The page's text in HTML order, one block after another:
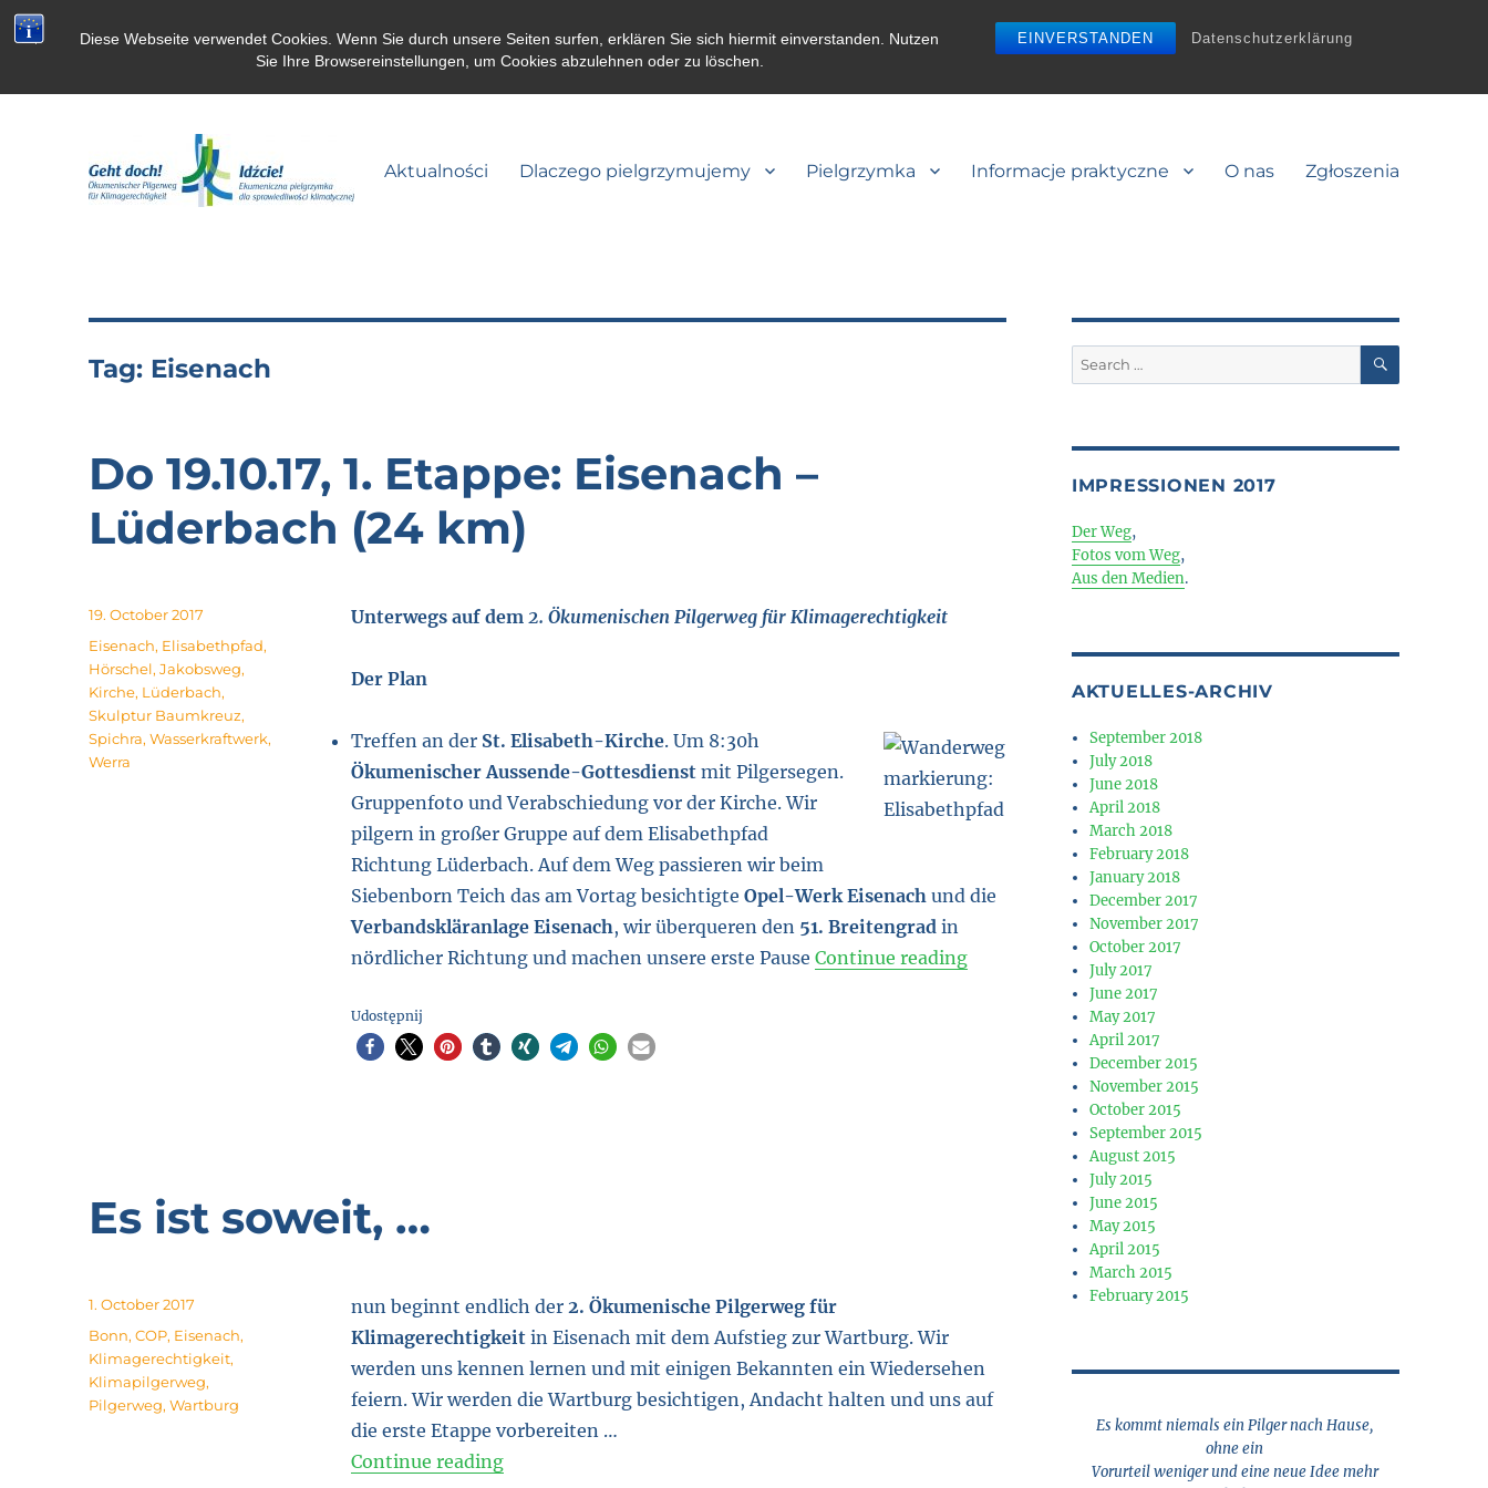
Diese Webseite verwendet Cookies. Wenn Sie durch unsere Seiten surfen, erklären Sie sich hiermit einverstanden. Nutzen
Sie Ihre Browsereinstellungen, um Cookies abzulehnen oder zu löschen.
EINVERSTANDEN Datenschutzerklärung
Aktualności Dlaczego pielgrzymujemy Pielgrzymka Informacje praktyczne O nas Zgłoszenia
Tag: Eisenach
Do 19.10.17, 1. Etappe: Eisenach –
Lüderbach (24 km)
Unterwegs auf dem 2. Ökumenischen Pilgerweg für Klimagerechtigkeit
Der Plan
Treffen an der St. Elisabeth-Kirche. Um 8:30h
Ökumenischer Aussende-Gottesdienstmit Pilgersegen.
Gruppenfoto und Verabschiedung vor der Kirche. Wir
pilgern in großer Gruppe auf dem Elisabethpfad
Richtung Lüderbach. Auf dem Weg passieren wir beim
Siebenborn Teich das am Vortag besichtigte Opel-Werk Eisenachund die
Verbandskläranlage Eisenach, wir überqueren den 51. Breitengradin
nördlicher Richtung und machen unsere erste Pause Continue reading“Do 19.10.17, 1. Etappe: Eisenach – Lüderbach (24 km)”
Udostępnij
Posted
on
19. October 2017
Tags
Eisenach, Elisabethpfad,
Hörschel,Jakobsweg,
Kirche, Lüderbach,
Skulptur Baumkreuz,
Spichra,Wasserkraftwerk,
Werra
Es ist soweit, …
nun beginnt endlich der 2. Ökumenische Pilgerweg für
Klimagerechtigkeitin Eisenach mit dem Aufstieg zur Wartburg. Wir
werden uns kennen lernen und mit einigen Bekannten ein Wiedersehen
feiern. Wir werden die Wartburg besichtigen, Andacht halten und uns auf
die erste Etappe vorbereiten …
Continue reading“Es ist soweit, …”
Posted
on
1. October 2017
Tags
Bonn,COP, Eisenach,
Klimagerechtigkeit,
Klimapilgerweg,
Pilgerweg,Wartburg
Search
for:
SEARCH
IMPRESSIONEN 2017
Der Weg,
Fotos vom Weg,
Aus den Medien.
AKTUELLES-ARCHIV
September 2018
July 2018
June 2018
April 2018
March 2018
February 2018
January 2018
December 2017
November 2017
October 2017
July 2017
June 2017
May 2017
April 2017
December 2015
November 2015
October 2015
September 2015
August 2015
July 2015
June 2015
May 2015
April 2015
March 2015
February 2015
Es kommt niemals ein Pilger nach Hause,
ohne ein
Vorurteil weniger und eine neue Idee mehr